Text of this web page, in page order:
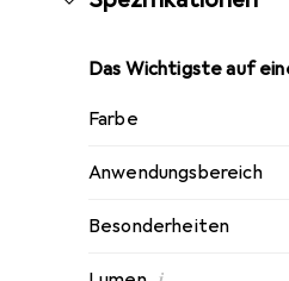
Lampenleistung je
Spannungsart: DC
Ausstrahlungswinkel: 120
Betriebsgerät: LED-
Schutzart (IP): IP20
Schutzklasse: III
Farbtemperatur: 4000
Das Wichtigste auf
Farbe
Anwendungsbereich
Besonderheiten